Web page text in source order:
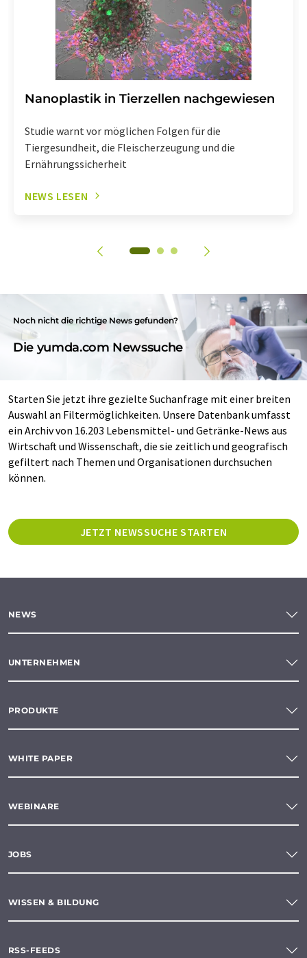
Nanoplastik in Tierzellen nachgewiesen
Studie warnt vor möglichen Folgen für die
Tiergesundheit, die Fleischerzeugung und die
Ernährungssicherheit
NEWS LESEN
Noch nicht die richtige News gefunden?
Die yumda.com Newssuche
Starten Sie jetzt ihre gezielte Suchanfrage mit einer breiten
Auswahl an Filtermöglichkeiten. Unsere Datenbank umfasst
ein Archiv von 16.203 Lebensmittel- und Getränke-News aus
Wirtschaft und Wissenschaft, die sie zeitlich und geografisch
gefiltert nach Themen und Organisationen durchsuchen
können.
JETZT NEWSSUCHE STARTEN
NEWS
UNTERNEHMEN
PRODUKTE
WHITE PAPER
WEBINARE
JOBS
WISSEN & BILDUNG
RSS-FEEDS